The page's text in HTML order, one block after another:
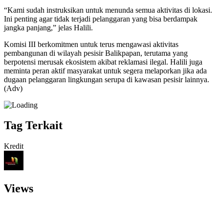
“Kami sudah instruksikan untuk menunda semua aktivitas di lokasi.
Ini penting agar tidak terjadi pelanggaran yang bisa berdampak
jangka panjang,” jelas Halili.
Komisi III berkomitmen untuk terus mengawasi aktivitas
pembangunan di wilayah pesisir Balikpapan, terutama yang
berpotensi merusak ekosistem akibat reklamasi ilegal. Halili juga
meminta peran aktif masyarakat untuk segera melaporkan jika ada
dugaan pelanggaran lingkungan serupa di kawasan pesisir lainnya.
(Adv)
Tag Terkait
Kredit
Views